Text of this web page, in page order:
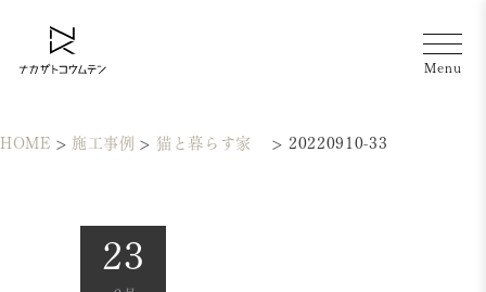
HOME > 施工事例 > 猫と暮らす家 > 20220910-33
23